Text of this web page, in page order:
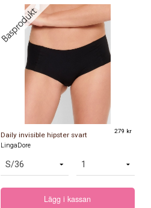
Daily invisible hipster svart 279 kr
LingaDore
Lägg i kassan